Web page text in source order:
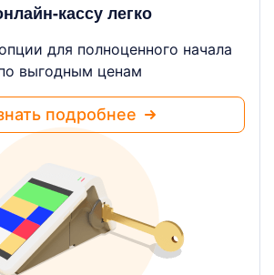
кассу легко
для полноценного начала
выгодным ценам
подробнее